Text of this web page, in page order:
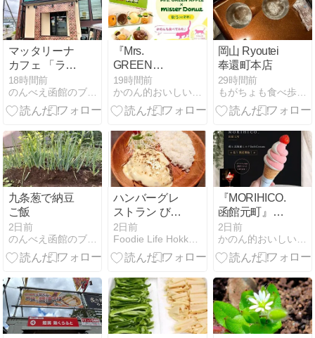
マッタリーナ
カフェ 「ラン
チDセット」
18時間前
『Mrs.
GREEN
APPLE×Mister
Donut』ミセ
スとミスドが
売の全4種類
「ミセスドー
ナツ」を食べ
てみた♪
19時間前
岡山 Ryoutei
奉還町本店
29時間前
もがちょも食べ歩きde飲み歩き
九条葱で納豆
ご飯
2日前
ハンバーグレ
ストラン びっ
くりドンキー
フォンデュ風
チーズバーグ
2日前
Foodie Life Hokkaido Kushiro
『MORIHICO.
函館元町』8/1
発売！【苺と
北海道産ミル
クソフトクリ
アウト開始♪イ
ートイン限定
【苺サンデ
ー】も登場！
2日前